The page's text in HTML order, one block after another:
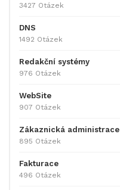
3427 Otázek
DNS
1492 Otázek
Redakční systémy
976 Otázek
WebSite
907 Otázek
Zákaznická administrace
895 Otázek
Fakturace
496 Otázek